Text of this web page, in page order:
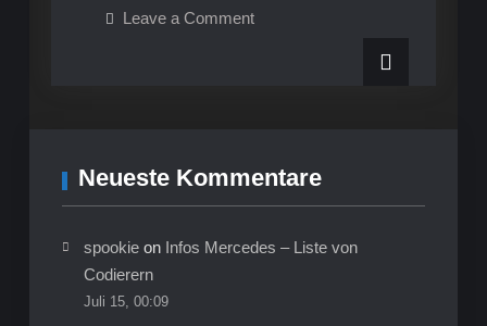
Motor,
nach
Stellen
Leave a Commenton
undichten
am
(Schläuche,
Neueste Kommentare
spookieon Infos Mercedes – Liste von
Codierern
Juli 15, 00:09